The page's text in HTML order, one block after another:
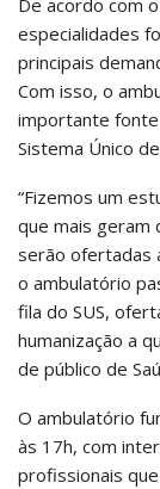
especialidades
principais
Com isso, o
importante fonte
Sistema Único
“Fizemos um
que mais geram
serão ofertadas
o ambulatório
fila do SUS,
humanização a
de público de
O ambulatório
às 17h, com
profissionais